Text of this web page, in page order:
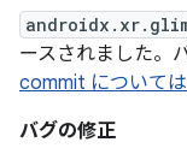
ースされました。
commit について
バグの修正